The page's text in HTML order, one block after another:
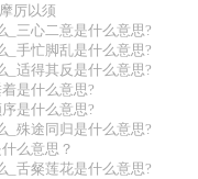
摩厉以须
_三心二意是什么意思?
_手忙脚乱是什么意思?
_适得其反是什么意思?
是什么意思?
是什么意思?
_殊途同归是什么意思?
么意思？
_舌粲莲花是什么意思?